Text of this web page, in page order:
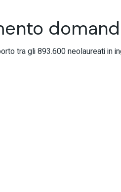
tra gli 893.600 neolaureati